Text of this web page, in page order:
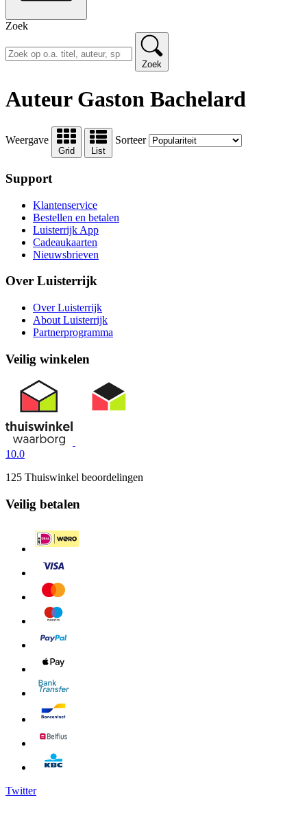
Zoek
Zoek
Auteur Gaston Bachelard
Weergave
Grid List
Sorteer
Support
Klantenservice
Bestellen en betalen
Luisterrijk App
Cadeaukaarten
Nieuwsbrieven
Over Luisterrijk
Over Luisterrijk
About Luisterrijk
Partnerprogramma
Veilig winkelen
10.0
125 Thuiswinkel beoordelingen
Veilig betalen
Twitter